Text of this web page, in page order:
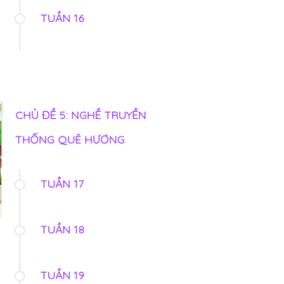
TUẦN 16
CHỦ ĐỀ 5: NGHỀ TRUYỀN
THỐNG QUÊ HƯƠNG
TUẦN 17
TUẦN 18
TUẦN 19